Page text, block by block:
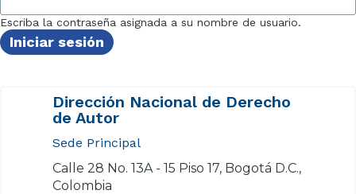
Escriba la contraseña asignada a su nombre de usuario.
Dirección Nacional de Derecho
de Autor
Sede Principal
Calle 28 No. 13A - 15 Piso 17, Bogotá D.C.,
Colombia